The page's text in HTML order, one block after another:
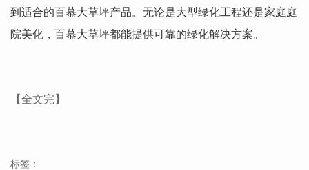
到适合的百慕大草坪产品。无论是大型绿化工程还是家庭庭
院美化，百慕大草坪都能提供可靠的绿化解决方案。
【全文完】
标签：